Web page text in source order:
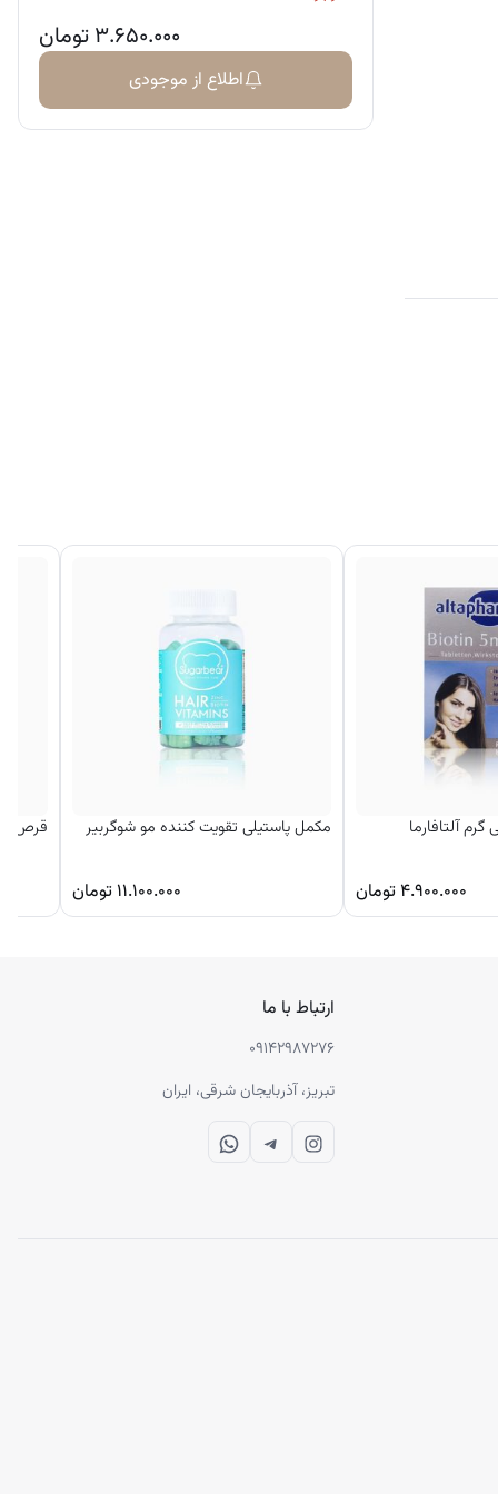
۳.۶۵۰.۰۰۰تومان
اطلاع از موجودی
۴.۹۰۰.۰۰۰ تومان
مکمل پاستیلی تقویت کننده مو شوگربیر
۱۱.۱۰۰.۰۰۰ تومان
قرص ضد
ارتباط با ما
۰۹۱۴۲۹۸۷۲۷۶
تبریز، آذربایجان شرقی، ایران
Instagram
Telegram
WhatsApp